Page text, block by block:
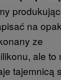
na
ze
ale to
tajemnicą